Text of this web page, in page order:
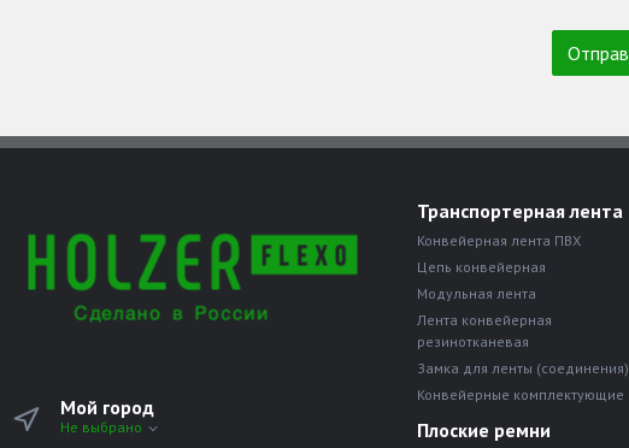
Мой город
Не выбрано
Транспортерная лента
Конвейерная лента ПВХ
Цепь конвейерная
Модульная лента
Лента конвейерная
резинотканевая
Замка для ленты (соединения)
Конвейерные комплектующие
Плоские ремни